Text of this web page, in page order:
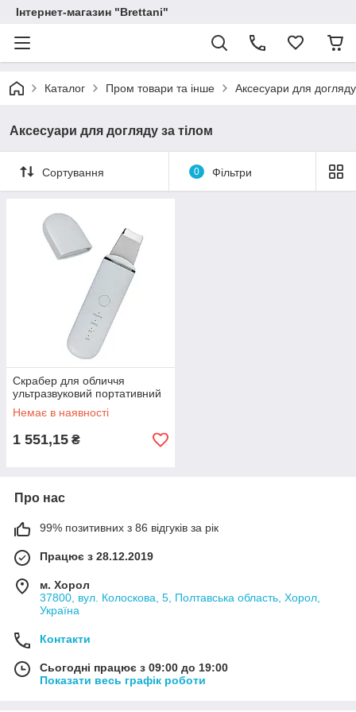
Інтернет-магазин "Brettani"
Каталог Пром товари та інше Аксесуари для
Аксесуари для догляду за тілом
Сортування 0 Фільтри
Скрабер для обличчя
ультразвуковий портативний
Немає в наявності
1 551,15 ₴
Про нас
99% позитивних з 86 відгуків за рік
Працює з 28.12.2019
м. Хорол
37800, вул. Колоскова, 5, Полтавська область, Хорол,
Україна
Контакти
Сьогодні працює з 09:00 до 19:00
Показати весь графік роботи